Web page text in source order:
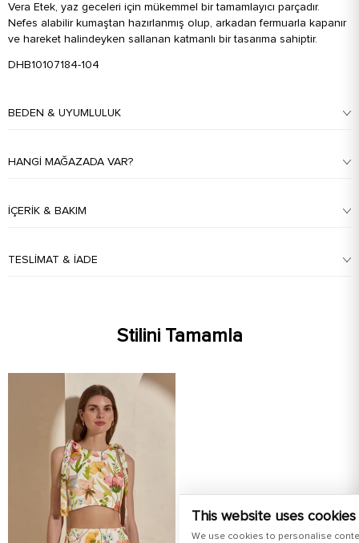
This website uses cookies
We use cookies to personalise
Vera Etek, yaz geceleri için mükemmel bir tamamlayıcı parçadır.
Nefes alabilir kumaştan hazırlanmış olup, arkadan fermuarla kapanır
ve hareket halindeyken sallanan katmanlı bir tasarıma sahiptir.
DHB10107184-104
BEDEN & UYUMLULUK
HANGI MAĞAZADA VAR?
İÇERIK & BAKIM
TESLIMAT & İADE
Stilini Tamamla